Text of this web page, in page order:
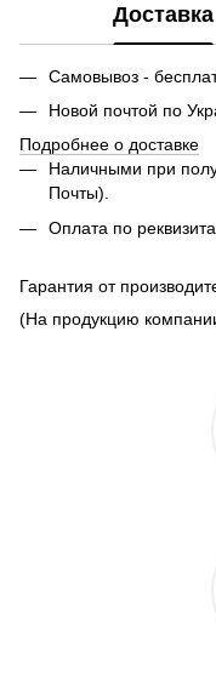
Доставка
Самовывоз -
Новой почтой по
Подробнее о доставке
Наличными при
Почты).
Оплата по
Гарантия от
(На продукцию